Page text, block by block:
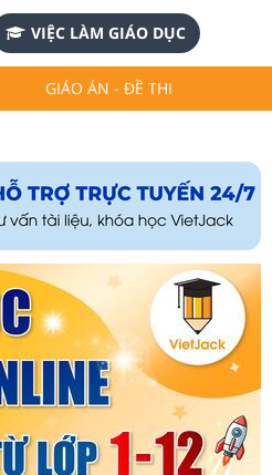
VIỆC LÀM GIÁO DỤC
GIÁO ÁN - ĐỀ THI